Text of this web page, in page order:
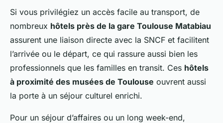
Si vous privilégiez un accès facile au transport, de
nombreux hôtels près de la gare Toulouse Matabiau
assurent une liaison directe avec la SNCF et facilitent
l’arrivée ou le départ, ce qui rassure aussi bien les
professionnels que les familles en transit. Ces hôtels
à proximité des musées de Toulouse ouvrent aussi
la porte à un séjour culturel enrichi.
Pour un séjour d’affaires ou un long week-end,